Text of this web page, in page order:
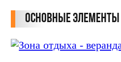
Основные